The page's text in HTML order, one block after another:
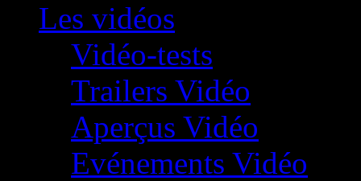
Les vidéos
Vidéo-tests
Trailers Vidéo
Aperçus Vidéo
Evénements Vidéo